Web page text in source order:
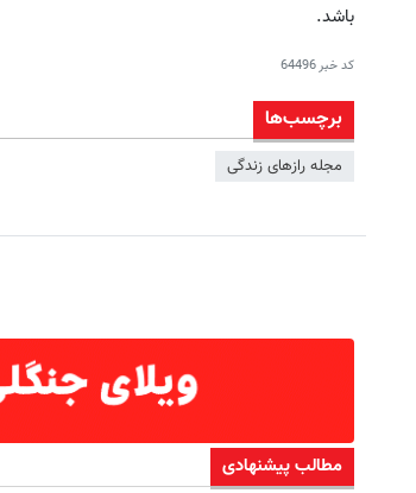
باشد.
کد خبر64496
برچسب‌ها
مجله راز‌های زندگی
مطالب پیشنهادی